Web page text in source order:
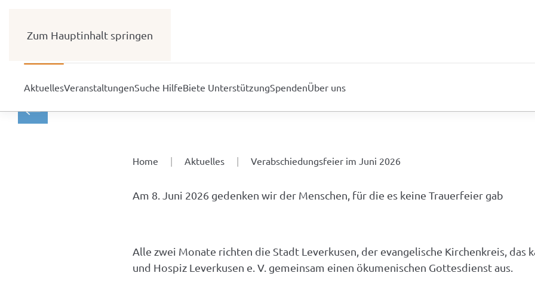
Zum Hauptinhalt springen
AktuellesVeranstaltungenSuche HilfeBiete UnterstützungSpendenÜber uns
Home Aktuelles Verabschiedungsfeier im Juni 2026
Am 8. Juni 2026 gedenken wir der Menschen, für die es keine Trauerfeier gab
Alle zwei Monate richten die Stadt Leverkusen, der evangelische Kirchenkreis, das
und Hospiz Leverkusen e. V. gemeinsam einen ökumenischen Gottesdienst aus.